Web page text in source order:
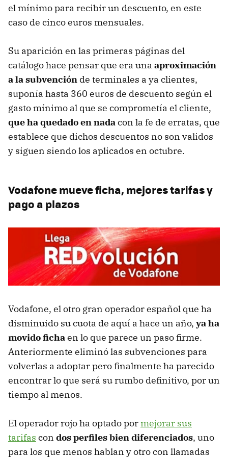
el mínimo para recibir un descuento, en este
caso de cinco euros mensuales.
Su aparición en las primeras páginas del
catálogo hace pensar que era una aproximación
a la subvención de terminales a ya clientes,
suponía hasta 360 euros de descuento según el
gasto mínimo al que se comprometía el cliente,
que ha quedado en nadacon la fe de erratas, que
establece que dichos descuentos no son validos
y siguen siendo los aplicados en octubre.
Vodafone mueve ficha, mejores tarifas y
pago a plazos
Vodafone, el otro gran operador español que ha
disminuido su cuota de aquí a hace un año, ya ha
movido ficha en lo que parece un paso firme.
Anteriormente eliminó las subvenciones para
volverlas a adoptar pero finalmente ha parecido
encontrar lo que será su rumbo definitivo, por un
tiempo al menos.
El operador rojo ha optado por mejorar sus
tarifas con dos perfiles bien diferenciados, uno
para los que menos hablan y otro con llamadas